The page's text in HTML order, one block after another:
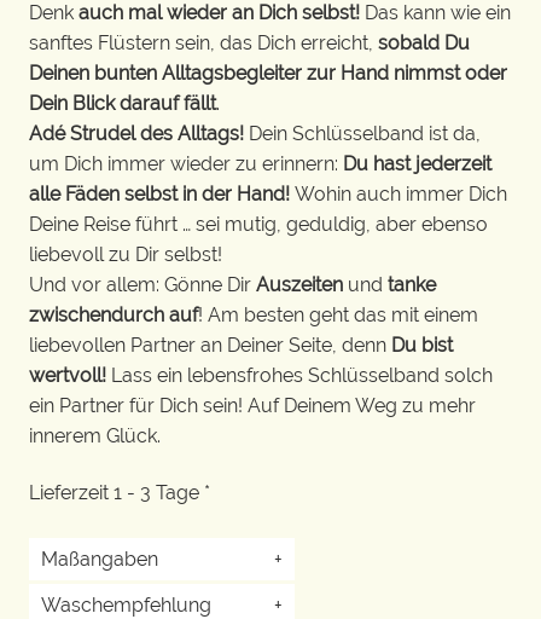
Denk auch mal wieder an Dich selbst! Das kann wie ein
sanftes Flüstern sein, das Dich erreicht, sobald Du
Deinen bunten Alltagsbegleiter zur Hand nimmst oder
Dein Blick darauf fällt.
Adé Strudel des Alltags! Dein Schlüsselband ist da,
um Dich immer wieder zu erinnern: Du hast jederzeit
alle Fäden selbst in der Hand! Wohin auch immer Dich
Deine Reise führt … sei mutig, geduldig, aber ebenso
liebevoll zu Dir selbst!
Und vor allem: Gönne Dir Auszeiten und tanke
zwischendurch auf! Am besten geht das mit einem
liebevollen Partner an Deiner Seite, denn Du bist
wertvoll! Lass ein lebensfrohes Schlüsselband solch
ein Partner für Dich sein! Auf Deinem Weg zu mehr
innerem Glück.
Lieferzeit 1 - 3 Tage *
Maßangaben
+
Waschempfehlung
+